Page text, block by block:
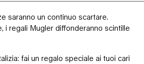
saranno un continuo scartare.
i regali Mugler diffonderanno scintille
fai un regalo speciale ai tuoi cari